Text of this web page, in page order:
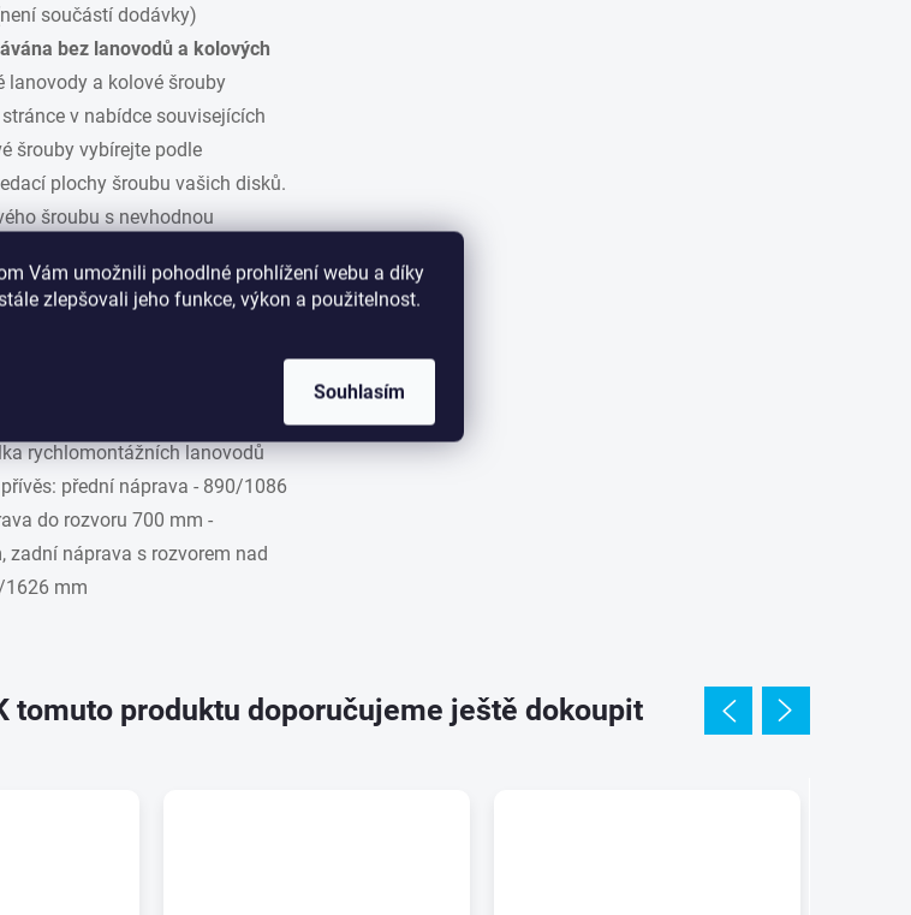
Vám umožnili pohodlné prohlížení webu a díky
zlepšovali jeho funkce, výkon a použitelnost.
Souhlasím
součástí dodávky)
bez lanovodů a kolových
lanovody a kolové šrouby
v nabídce souvisejících
šrouby vybírejte podle
plochy šroubu vašich disků.
šroubu s nevhodnou
nápravě použijte vždy nové
šrouby nemažte olejem ani
rychlomontážních lanovodů
rychlomontážních lanovodů
přední náprava - 890/1086
do rozvoru 700 mm -
zadní náprava s rozvorem nad
mm
tomuto produktu doporučujeme ještě dokoupit